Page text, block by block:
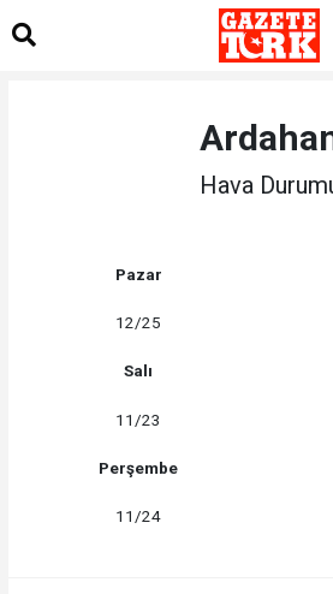
Hava
Pazar
12/25
Salı
11/23
Perşembe
11/24